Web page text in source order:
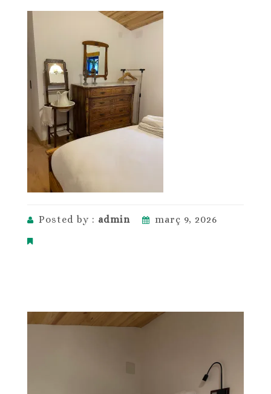
Posted by : admin març 9, 2026